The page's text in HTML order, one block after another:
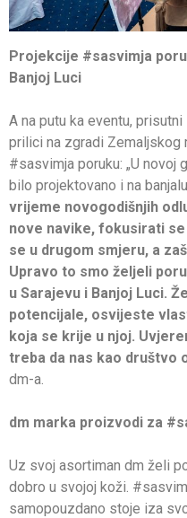
Projekcije #sasvimja
Banjoj Luci
A na putu ka eventu,
prilici na zgradi Zemaljskog
#sasvimja poruku: „U novoj
bilo projektovano i na
vrijeme novogodišnjih
nove navike, fokusirati
se u drugom smjeru, a
Upravo to smo željeli
u Sarajevu i Banjoj Luci.
potencijale, osvijeste
koja se krije u njoj.
treba da nas kao društvo
dm-a.
dm marka proizvodi za
Uz svoj asortiman dm želi
dobro u svojoj koži.
samopouzdano stoje iza